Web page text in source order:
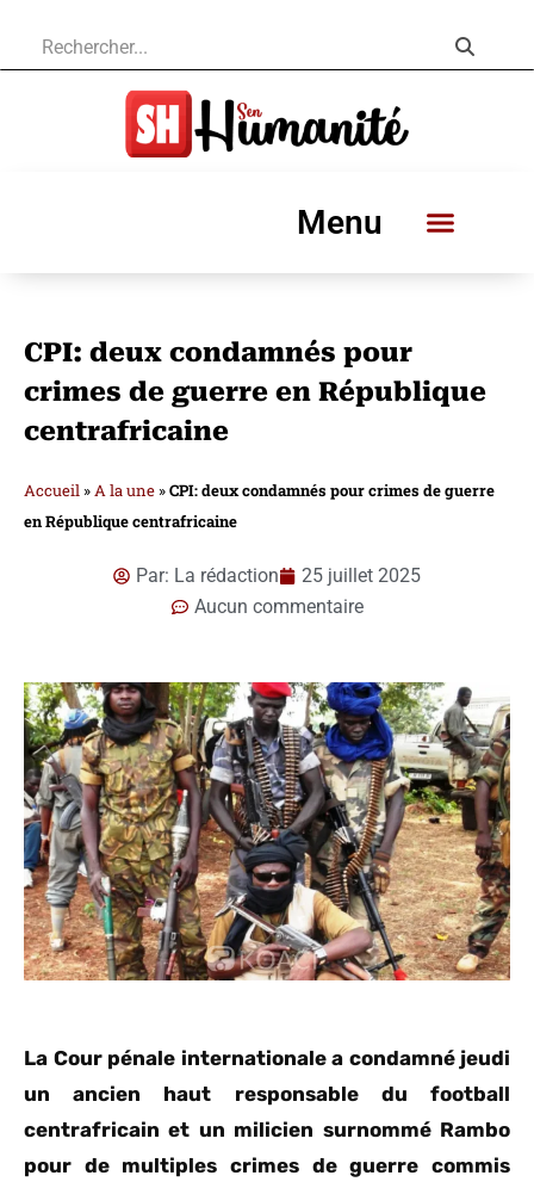
Menu
CPI: deux condamnés pour
crimes de guerre en République
centrafricaine
Accueil »A la une »CPI: deux condamnés pour crimes de guerre
en République centrafricaine
Par: La rédaction
25 juillet 2025
Aucun commentaire
La Cour pénale internationale a condamné jeudi
un ancien haut responsable du football
centrafricain et un milicien surnommé Rambo
pour de multiples crimes de guerre commis